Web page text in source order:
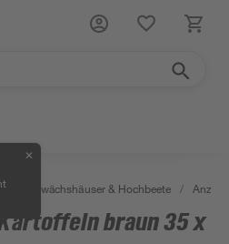
✕
Gewächshäuser & Hochbeete /
braun 35 x